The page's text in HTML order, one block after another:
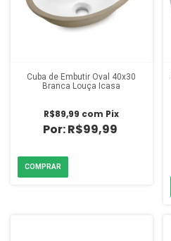
Cuba de Embutir Oval 40x30
Branca Louça Icasa
R$99,99
R$89,99 com Pix